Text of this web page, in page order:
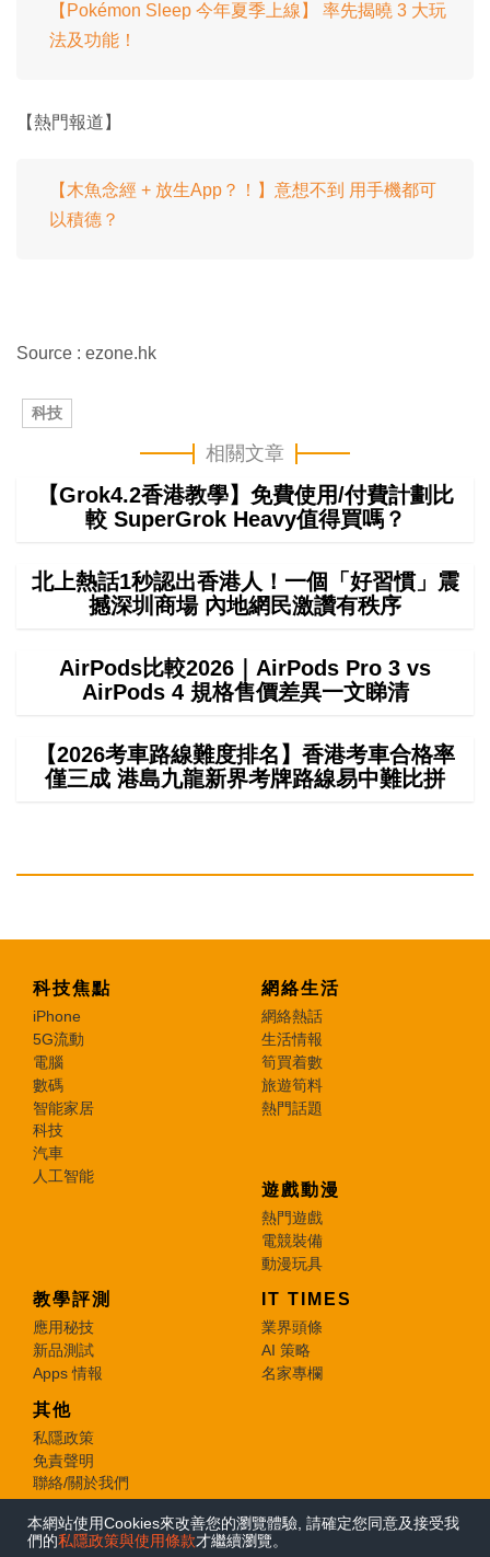
本網站使用Cookies來改善您的瀏覽體驗, 請確定您同意及接受我
們的私隱政策與使用條款才繼續瀏覽。
【Pokémon Sleep 今年夏季上線】 率先揭曉 3 大玩
法及功能！
【熱門報道】
【木魚念經 + 放生App？！】意想不到 用手機都可
以積德？
Source : ezone.hk
科技
相關文章
【Grok4.2香港教學】免費使用/付費計劃比
較 SuperGrok Heavy值得買嗎？
北上熱話1秒認出香港人！一個「好習慣」震
撼深圳商場 內地網民激讚有秩序
AirPods比較2026｜AirPods Pro 3 vs
AirPods 4 規格售價差異一文睇清
【2026考車路線難度排名】香港考車合格率
僅三成 港島九龍新界考牌路線易中難比拼
科技焦點
iPhone
5G流動
電腦
數碼
智能家居
科技
汽車
人工智能
網絡生活
網絡熱話
生活情報
筍買着數
旅遊筍料
熱門話題
遊戲動漫
熱門遊戲
電競裝備
動漫玩具
教學評測
應用秘技
新品測試
Apps 情報
IT TIMES
業界頭條
AI 策略
名家專欄
其他
私隱政策
免責聲明
聯絡/關於我們
© 2026 e-zone. All Rights Reserved.